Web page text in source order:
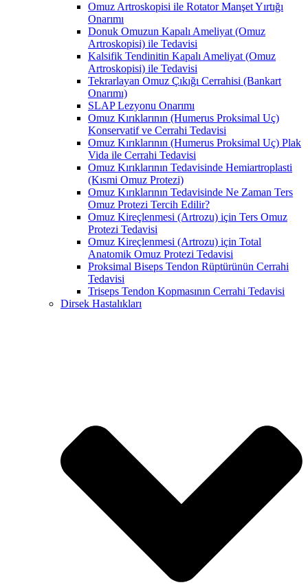
Omuz Artroskopisi ile Rotator Manşet Yırtığı
Onarımı
Donuk Omuzun Kapalı Ameliyat (Omuz
Artroskopisi) ile Tedavisi
Kalsifik Tendinitin Kapalı Ameliyat (Omuz
Artroskopisi) ile Tedavisi
Tekrarlayan Omuz Çıkığı Cerrahisi (Bankart
Onarımı)
SLAP Lezyonu Onarımı
Omuz Kırıklarının (Humerus Proksimal Uç)
Konservatif ve Cerrahi Tedavisi
Omuz Kırıklarının (Humerus Proksimal Uç) Plak
Vida ile Cerrahi Tedavisi
Omuz Kırıklarının Tedavisinde Hemiartroplasti
(Kısmi Omuz Protezi)
Omuz Kırıklarının Tedavisinde Ne Zaman Ters
Omuz Protezi Tercih Edilir?
Omuz Kireçlenmesi (Artrozu) için Ters Omuz
Protezi Tedavisi
Omuz Kireçlenmesi (Artrozu) için Total
Anatomik Omuz Protezi Tedavisi
Proksimal Biseps Tendon Rüptürünün Cerrahi
Tedavisi
Triseps Tendon Kopmasının Cerrahi Tedavisi
Dirsek Hastalıkları